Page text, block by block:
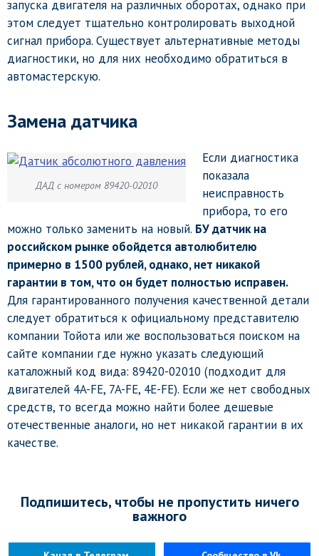
запуска двигателя на различных оборотах, однако при
этом следует тщательно контролировать выходной
сигнал прибора. Существует альтернативные методы
диагностики, но для них необходимо обратиться в
автомастерскую.
Замена датчика
ДАД с номером 89420-02010
Если диагностика
показала
неисправность
прибора, то его
можно только заменить на новый. БУ датчик на
российском рынке обойдется автолюбителю
примерно в 1500 рублей, однако, нет никакой
гарантии в том, что он будет полностью исправен.
Для гарантированного получения качественной детали
следует обратиться к официальному представителю
компании Тойота или же воспользоваться поиском на
сайте компании где нужно указать следующий
каталожный код вида: 89420-02010 (подходит для
двигателей 4A-FE, 7A-FE, 4E-FE). Если же нет свободных
средств, то всегда можно найти более дешевые
отечественные аналоги, но нет никакой гарантии в их
качестве.
Подпишитесь, чтобы не пропустить ничего
важного